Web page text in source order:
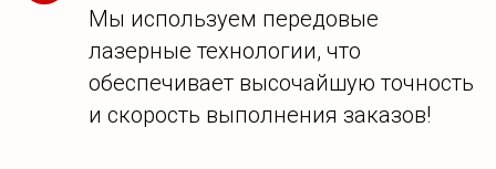
Мы используем передовые
лазерные технологии, что
обеспечивает высочайшую точность
и скорость выполнения заказов!